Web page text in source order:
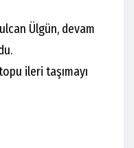
Ülgün, devam
ileri taşımayı